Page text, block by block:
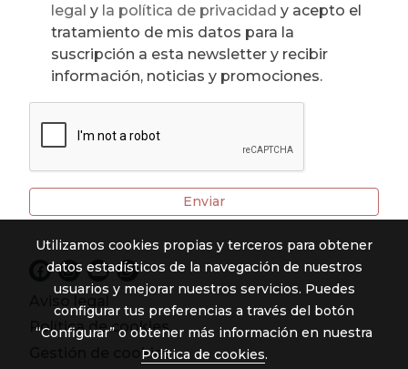
legal y la política de privacidad y acepto el
tratamiento de mis datos para la
suscripción a esta newsletter y recibir
información, noticias y promociones.
Enviar
Aviso legal
Política de cookies
Gestión de cookies
Utilizamos cookies propias y terceros para obtener
datos estadísticos de la navegación de nuestros
usuarios y mejorar nuestros servicios. Puedes
configurar tus preferencias a través del botón
“Configurar” o obtener más información en nuestra
Política de cookies.